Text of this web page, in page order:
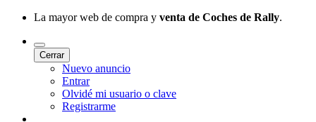
La mayor web de compra y venta de Coches de Rally.
Cerrar
Nuevo anuncio
Entrar
Olvidé mi usuario o clave
Registrarme